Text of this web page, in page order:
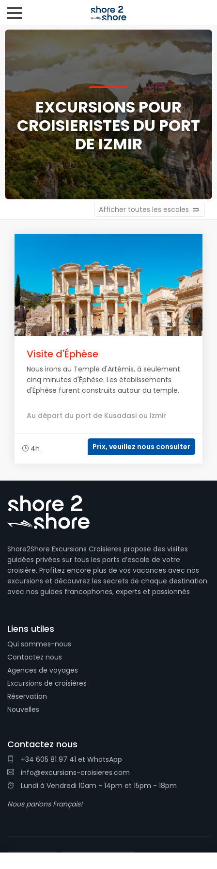
EXCURSIONS POUR
CROISIERISTES DU PORT
DE IZMIR
Afficher toutes les escales
Visite d'Éphèse
Nous irons au Temple d'Artémis, à seulement
cinq minutes d'Éphèse. Les établissements
d'Éphèse furent construits autour du temple.
Au départ du port de Kusadasi ou Izmir
4h Prix, veuillez nous consulter
Shore2Shore Excursions Croisieres propose des visites
guidées privées sur tous les ports d’escale de votre
croisière. Profitez encore plus de vos vacances avec nos
excursions et découvrez les secrets de chaque destination
avec nos guides francophones, experts et passionnés
Liens utiles
Qui sommes-nous
Contactez nous
Agences de voyages
Excursions de croisières
Réservation
Nouvelles
Contactez nous
+34 605 81 97 41 et WhatsApp
info@excursions-croisieres.com
Lundi à Vendredi 10am - 14pm et 15pm - 18pm
Nous parlons Français!